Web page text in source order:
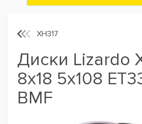
XH317
Диски Lizardo
8x18 5x108
BMF